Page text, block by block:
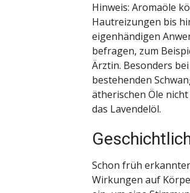
Hinweis: Aromaöle
Hautreizungen bis
eigenhändigen
befragen, zum
Ärztin. Besonders
bestehenden
ätherischen Öle
das Lavendelöl.
Schon früh
Wirkungen auf